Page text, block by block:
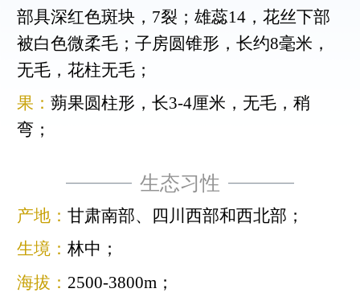
部具深红色斑块，7裂；雄蕊14，花丝下部
被白色微柔毛；子房圆锥形，长约8毫米，
无毛，花柱无毛；
果： 蒴果圆柱形，长3-4厘米，无毛，稍
弯；
生态习性
产地： 甘肃南部、四川西部和西北部；
生境： 林中；
海拔： 2500-3800m；